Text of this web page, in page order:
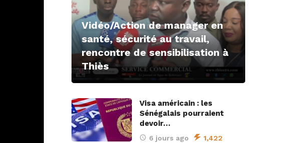
Vidéo/Action de manager en
santé, sécurité au travail,
rencontre de sensibilisation à
Thiès
Visa américain : les
Sénégalais pourraient
devoir…
6 jours ago 1,422